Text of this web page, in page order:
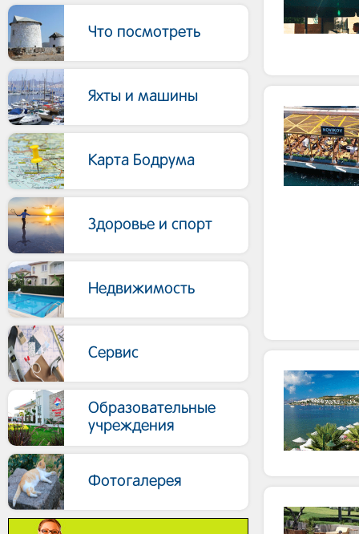
Что посмотреть
Яхты и машины
Карта Бодрума
Здоровье и спорт
Недвижимость
Сервис
Образовательные
учреждения
Фотогалерея